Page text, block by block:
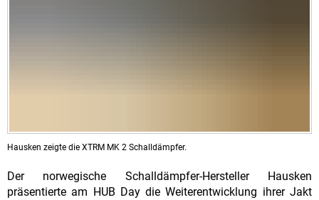
Hausken zeigte die XTRM MK 2 Schalldämpfer.
Der norwegische Schalldämpfer-Hersteller Hausken
präsentierte am HUB Day die Weiterentwicklung ihrer Jakt